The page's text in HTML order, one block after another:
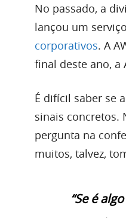
No passado, a
lançou um
corporativos. A
final deste ano, a
É difícil saber se
sinais concretos.
pergunta na
muitos, talvez,
“Se é